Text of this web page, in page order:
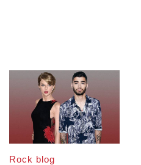
Rock blog